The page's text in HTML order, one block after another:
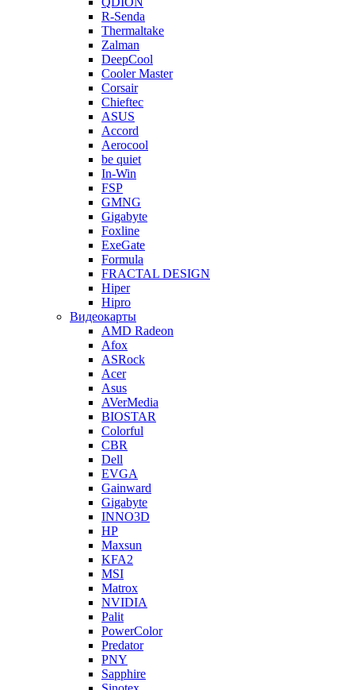
R-Senda
Thermaltake
Zalman
DeepCool
Cooler Master
Corsair
Chieftec
ASUS
Accord
Aerocool
be quiet
In-Win
FSP
GMNG
Gigabyte
Foxline
ExeGate
Formula
FRACTAL DESIGN
Hiper
Hipro
Видеокарты
AMD Radeon
Afox
ASRock
Acer
Asus
AVerMedia
BIOSTAR
Colorful
CBR
Dell
EVGA
Gainward
Gigabyte
INNO3D
HP
Maxsun
KFA2
MSI
Matrox
NVIDIA
Palit
PowerColor
Predator
PNY
Sapphire